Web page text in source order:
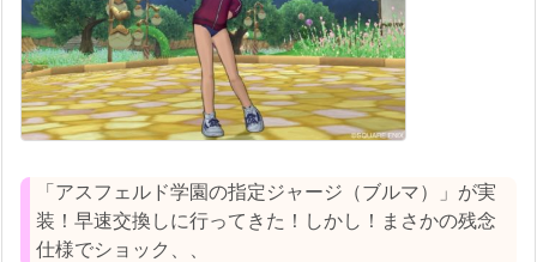
「アスフェルド学園の指定ジャージ（ブルマ）」が実
装！早速交換しに行ってきた！しかし！まさかの残念
仕様でショック、、